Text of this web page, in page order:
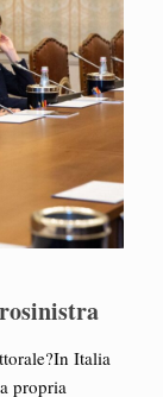
Italia
propria